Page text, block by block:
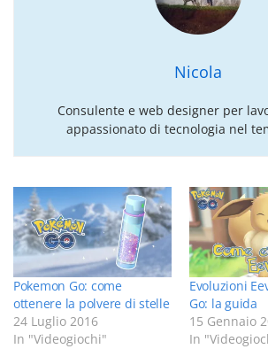
Nicola
Consulente e web designer per
appassionato di tecnologia nel
Pokemon Go: come
ottenere la polvere di stelle
24 Luglio 2016
In "Videogiochi"
Evoluzioni
Go: la guida
15 Gennaio
In